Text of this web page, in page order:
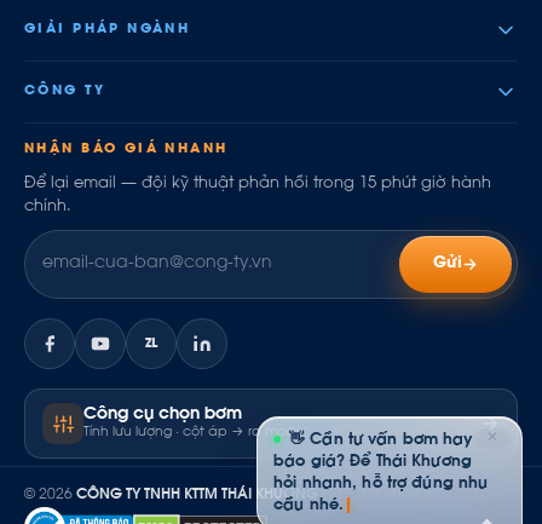
GIẢI PHÁP NGÀNH
CÔNG TY
NHẬN BÁO GIÁ NHANH
Để lại email — đội kỹ thuật phản hồi trong 15 phút giờ hành
chính.
Gửi
ZL
Công cụ chọn bơm
Tính lưu lượng · cột áp → ra model
© 2026 CÔNG TY TNHH KTTM THÁI KHƯƠNG · MST: 0304844502
✕
👋 Cần tư vấn bơm hay
báo giá? Để Thái Khương
hỏi nhanh, hỗ trợ đúng nhu
cầu nhé.